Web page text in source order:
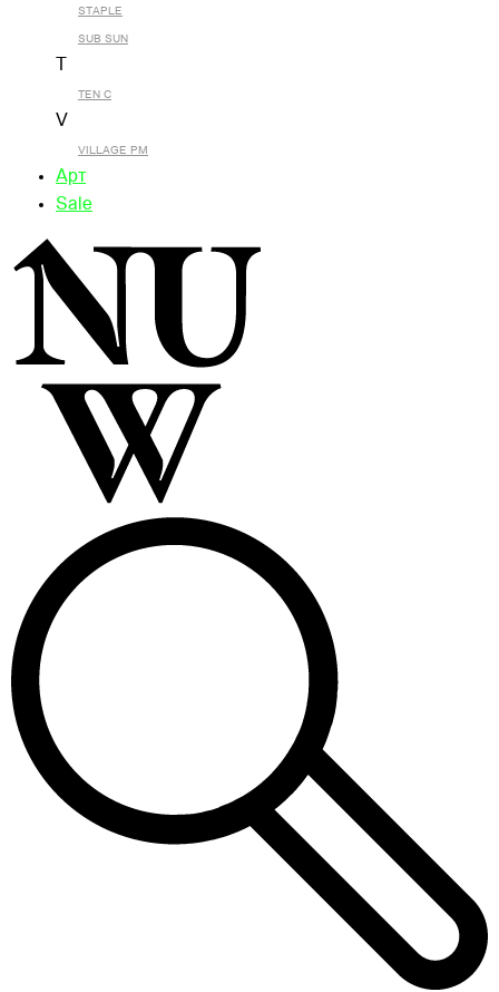
STAPLE
SUB SUN
TEN C
V
VILLAGE PM
Арт
Sale